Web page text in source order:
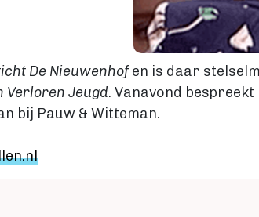
De Nieuwenhofen is daar
Verloren Jeugd. Vanavond
bij Pauw & Witteman.